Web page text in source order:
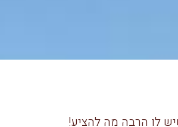
לו הרבה מה להציע!